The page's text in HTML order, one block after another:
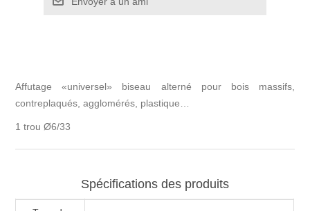
Affutage «universel» biseau alterné pour bois massifs,
contreplaqués, agglomérés, plastique…
1 trou Ø6/33
Spécifications des produits